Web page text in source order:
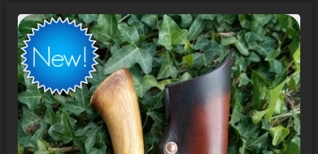
Couteaux Amérindien
Couteaux Pliants
Petits Couteaux Droits
Les aciers
Carquois